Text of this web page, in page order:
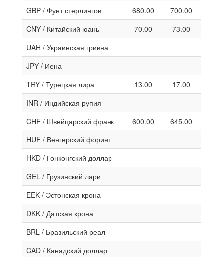
GBP / Фунт стерлингов
680.00
700.00
CNY / Китайский юань
70.00
73.00
UAH / Украинская гривна
JPY / Иена
TRY / Турецкая лира
13.00
17.00
INR / Индийская рупия
CHF / Швейцарский франк
600.00
645.00
HUF / Венгерский форинт
HKD / Гонконгский доллар
GEL / Грузинский лари
EEK / Эстонская крона
DKK / Датская крона
BRL / Бразильский реал
CAD / Канадский доллар